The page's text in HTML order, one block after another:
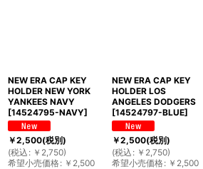
NEW ERA CAP KEY
HOLDER NEW YORK
YANKEES NAVY
[14524795-NAVY]
￥2,500(税別)
(税込 : ￥ 2,750)
希望小売価格: ￥ 2,500
NEW ERA CAP KEY
HOLDER LOS
ANGELES DODGERS
[14524797-BLUE]
￥2,500(税別)
(税込 : ￥ 2,750)
希望小売価格: ￥ 2,500